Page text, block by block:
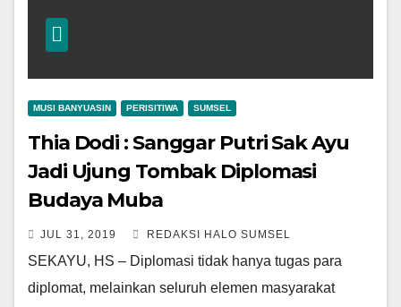
MUSI BANYUASIN PERISITIWA SUMSEL
Thia Dodi : Sanggar Putri Sak Ayu
Jadi Ujung Tombak Diplomasi
Budaya Muba
JUL 31, 2019 REDAKSI HALO SUMSEL
SEKAYU, HS – Diplomasi tidak hanya tugas para
diplomat, melainkan seluruh elemen masyarakat